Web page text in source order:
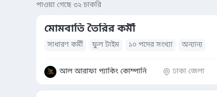
পাওয়া গেছে ৩২ চাকরি
মোমবাতি তৈরির কর্মী
সাধারণ কর্মী ফুল টাইম ১০ পদের সংখ্যা অন্যান্য
আল আরাফা প্যাকিং কোম্পানি ঢাকা জেলা